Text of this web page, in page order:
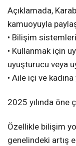
Açıklamada,
kamuoyuyla
• Bilişim sistemleri
• Kullanmak için
uyuşturucu veya
• Aile içi ve
2025 yılında öne
Özellikle bilişim
genelindeki artış